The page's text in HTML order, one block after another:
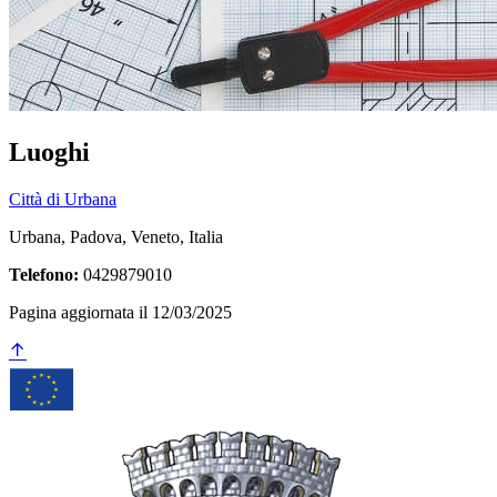
Luoghi
Città di Urbana
Urbana, Padova, Veneto, Italia
Telefono: 0429879010
Pagina aggiornata il 12/03/2025